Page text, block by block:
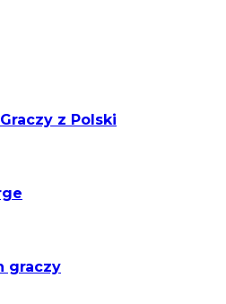
z Polski
graczy